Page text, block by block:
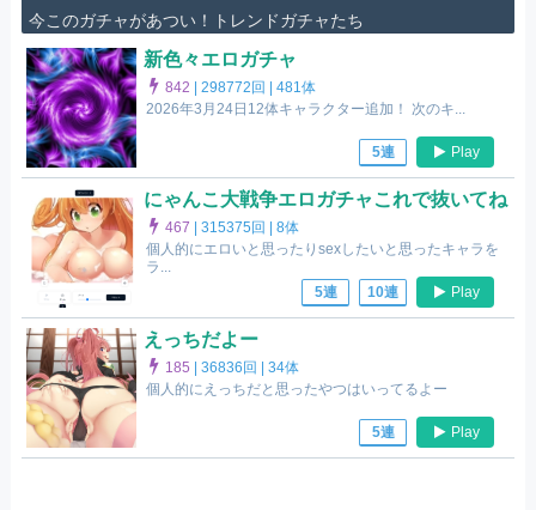
今このガチャがあつい！トレンドガチャたち
新色々エロガチャ
842 |298772回 |481体
2026年3月24日12体キャラクター追加！ 次のキ...
5連 Play
にゃんこ大戦争エロガチャこれで抜いてね
467 |315375回 |8体
個人的にエロいと思ったりsexしたいと思ったキャラを
ラ...
5連
10連 Play
えっちだよー
185 |36836回 |34体
個人的にえっちだと思ったやつはいってるよー
5連 Play